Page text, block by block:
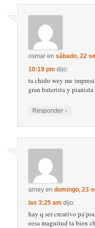
osmar ensábado, 22
10:19 pm dijo:
ta chido wey me
gran baterista y pianista
Responder ↓
arney endomingo, 23
las 3:25 am dijo:
hay q ser creativo
eesa magnitud ta bien